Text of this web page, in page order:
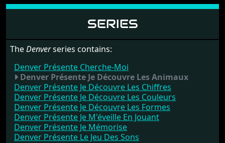
SERIES
TheDenverseries contains:
Denver Présente Cherche-Moi
Denver Présente Je Découvre Les Animaux
Denver Présente Je Découvre Les Chiffres
Denver Présente Je Découvre Les Couleurs
Denver Présente Je Découvre Les Formes
Denver Présente Je M'éveille En Jouant
Denver Présente Je Mémorise
Denver Présente Le Jeu Des Sons